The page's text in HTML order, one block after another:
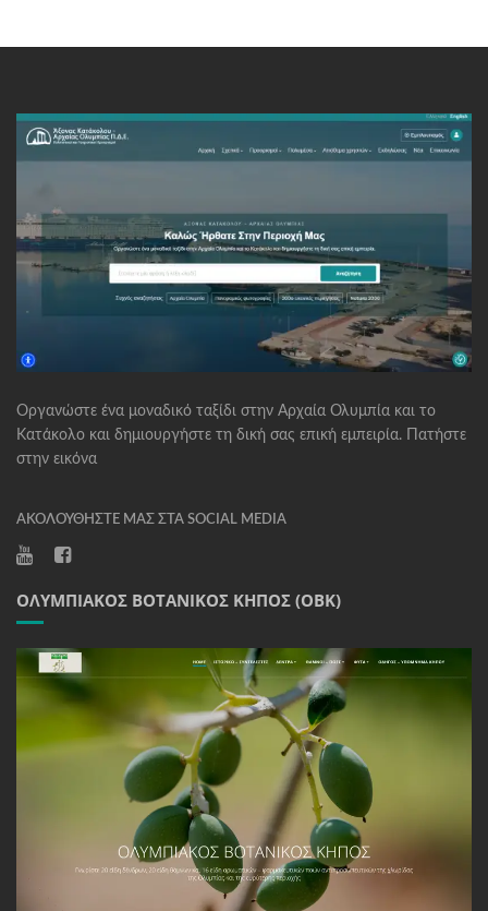
Οργανώστε ένα μοναδικό ταξίδι στην Αρχαία Ολυμπία και το
Κατάκολο και δημιουργήστε τη δική σας επική εμπειρία. Πατήστε
στην εικόνα
ΑΚΟΛΟΥΘΉΣΤΕ ΜΑΣ ΣΤΑ SOCIAL MEDIA
ΟΛΥΜΠΙΑΚΌΣ ΒΟΤΑΝΙΚΌΣ ΚΉΠΟΣ (ΟΒΚ)